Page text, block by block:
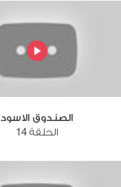
الصندوق الاسود
الحلقة 14